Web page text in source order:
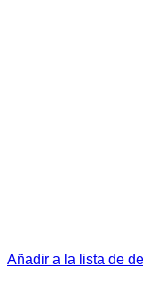
Añadir a la lista de